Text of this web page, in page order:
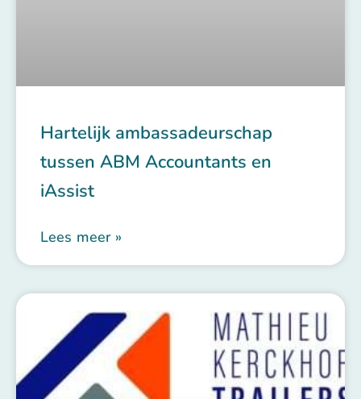
Hartelijk ambassadeurschap
tussen ABM Accountants en
iAssist
Lees meer »